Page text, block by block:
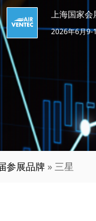
上海国家会
2026年6月9-
参展品牌 » 三星